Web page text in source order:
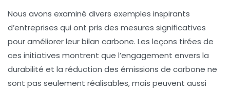
Nous avons examiné divers exemples inspirants
d’entreprises qui ont pris des mesures significatives
pour améliorer leurbilan carbone. Les leçons tirées de
ces initiatives montrent que l’engagement envers la
durabilité et la réduction des émissions de carbone ne
sont pas seulement réalisables, mais peuvent aussi